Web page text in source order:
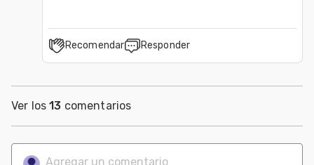
Recomendar Responder
Ver los13 comentarios